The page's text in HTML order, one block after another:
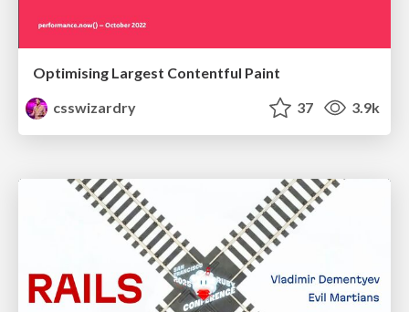
Optimising Largest Contentful Paint
csswizardry
37 3.9k